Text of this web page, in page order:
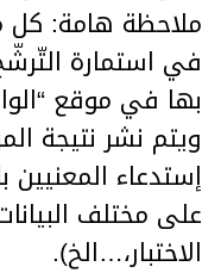
ملاحظة هامة: كل
في استمارة
بها في موقع
ويتم نشر نتيجة
إستدعاء المعنيين
على مختلف
الاختبار،…الخ).